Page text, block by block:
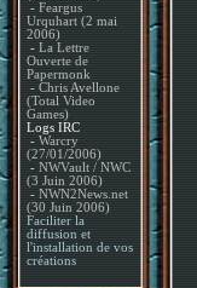
- Feargus
Urquhart (2 mai
2006)
- La Lettre
Ouverte de
Papermonk
- Chris Avellone
(Total Video
Games)
Logs IRC
- Warcry
(27/01/2006)
- NWVault / NWC
(3 Juin 2006)
- NWN2News.net
(30 Juin 2006)
Faciliter la
diffusion et
l'installation de vos
créations